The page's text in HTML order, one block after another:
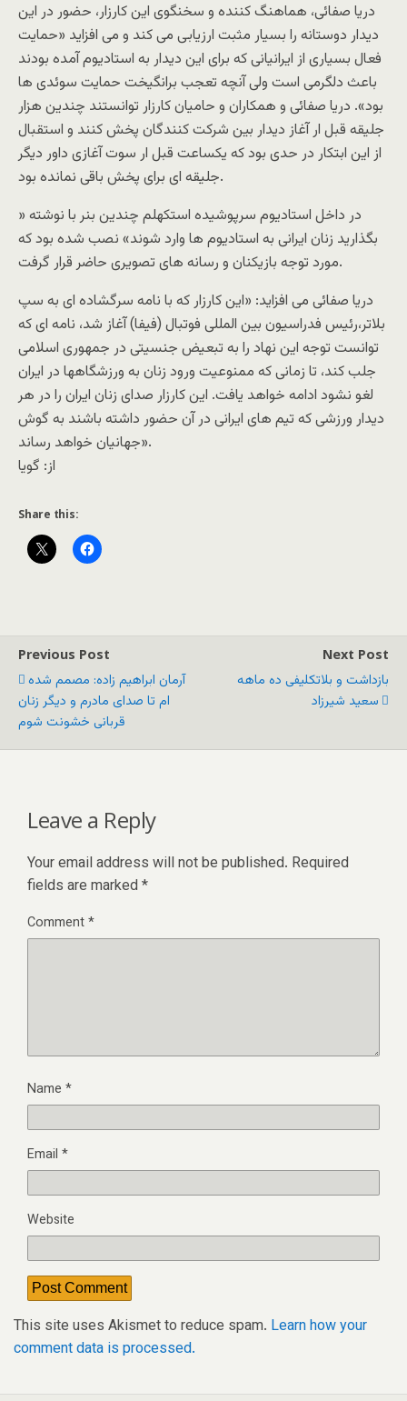
دريا صفائی، هماهنگ کننده و سخنگوی اين کارزار، حضور در اين
ديدار دوستانه را بسيار مثبت ارزيابی می کند و می افزايد «حمايت
فعال بسياری از ايرانيانی که برای اين ديدار به استاديوم آمده بودند
باعث دلگرمی است ولی آنچه تعجب برانگيخت حمايت سوئدی ها
بود». دريا صفائی و همکاران و حاميان کارزار توانستند چندين هزار
جليقه قبل ار آغاز ديدار بين شرکت کنندگان پخش کنند و استقبال
از اين ابتکار در حدی بود که يکساعت قبل ار سوت آغازی داور ديگر
جليقه ای برای پخش باقی نمانده بود.
در داخل استاديوم سرپوشيده استکهلم چندين بنر با نوشته «
بگذاريد زنان ايرانی به استاديوم ها وارد شوند» نصب شده بود که
مورد توجه بازيکنان و رسانه های تصويری حاضر قرار گرفت.
دريا صفائی می افزايد: «اين کارزار که با نامه سرگشاده ای به سپ
بلاتر،رئيس فدراسيون بين المللی فوتبال (فيفا) آغاز شد، نامه ای که
توانست توجه اين نهاد را به تبعيض جنسيتی در جمهوری اسلامی
جلب کند، تا زمانی که ممنوعيت ورود زنان به ورزشگاهها در ايران
لغو نشود ادامه خواهد يافت. اين کارزار صدای زنان ايران را در هر
ديدار ورزشی که تيم های ايرانی در آن حضور داشته باشند به گوش
جهانيان خواهد رساند».
از: گويا
Share this:
Previous Post
آرمان ابراهیم زاده: مصمم شده
ام تا صدای مادرم و دیگر زنان
قربانی خشونت شوم
Next Post
بازداشت و بلاتکلیفى ده ماهه
سعید شیرزاد
Leave a Reply
Your email address will not be published. Required
fields are marked *
Comment*
Name *
Email *
Website
This site uses Akismet to reduce spam. Learn how your
comment data is processed.